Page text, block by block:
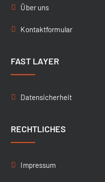
Über uns
Kontaktformular
FAST LAYER
Datensicherheit
RECHTLICHES
Impressum